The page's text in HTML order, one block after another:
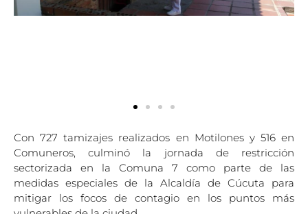
Con 727 tamizajes realizados en Motilones y 516 en
Comuneros, culminó la jornada de restricción
sectorizada en la Comuna 7 como parte de las
medidas especiales de la Alcaldía de Cúcuta para
mitigar los focos de contagio en los puntos más